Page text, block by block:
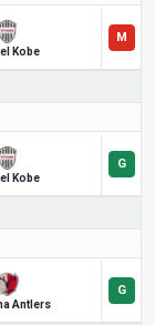
Kobe
Kobe
Antlers